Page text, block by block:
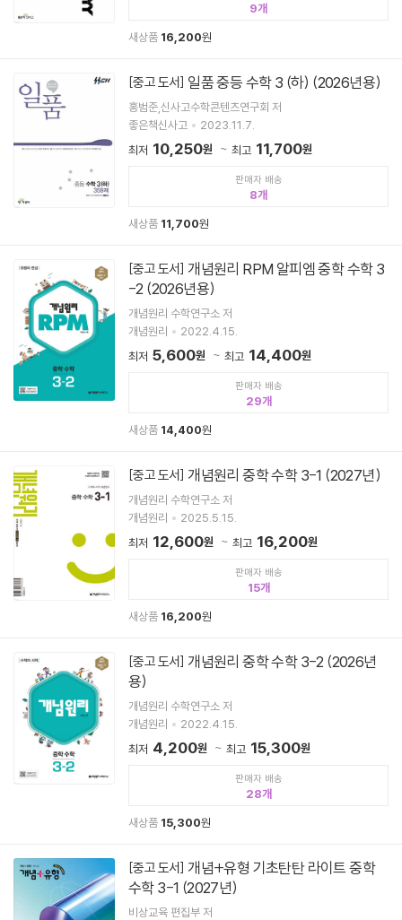
9
새상품 16,200원
[중고 도서] 일품 중등 수학 3 (하) (2026년용)
홍범준,신사고수학콘텐츠연구회 저
좋은책신사고
2023.11.7.
최저 10,250원 최고 11,700원
판매자 배송
8
새상품 11,700원
[중고 도서]
-2 (2026년용)
개념원리 수학연구소 저
개념원리
2022.4.15.
최저 5,600원 최고 14,400원
판매자 배송
29
새상품 14,400원
[중고 도서] 개념원리 중학 수학 3-1 (2027년)
개념원리 수학연구소 저
개념원리
2025.5.15.
최저 12,600원 최고 16,200원
판매자 배송
15
새상품 16,200원
[중고 도서]
용)
개념원리 수학연구소 저
개념원리
2022.4.15.
최저 4,200원 최고 15,300원
판매자 배송
28
새상품 15,300원
[중고 도서]
수학 3-1 (2027년)
비상교육 편집부 저